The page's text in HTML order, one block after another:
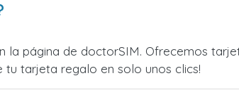
página de doctorSIM. Ofrecemos
tu tarjeta regalo en solo unos clics!